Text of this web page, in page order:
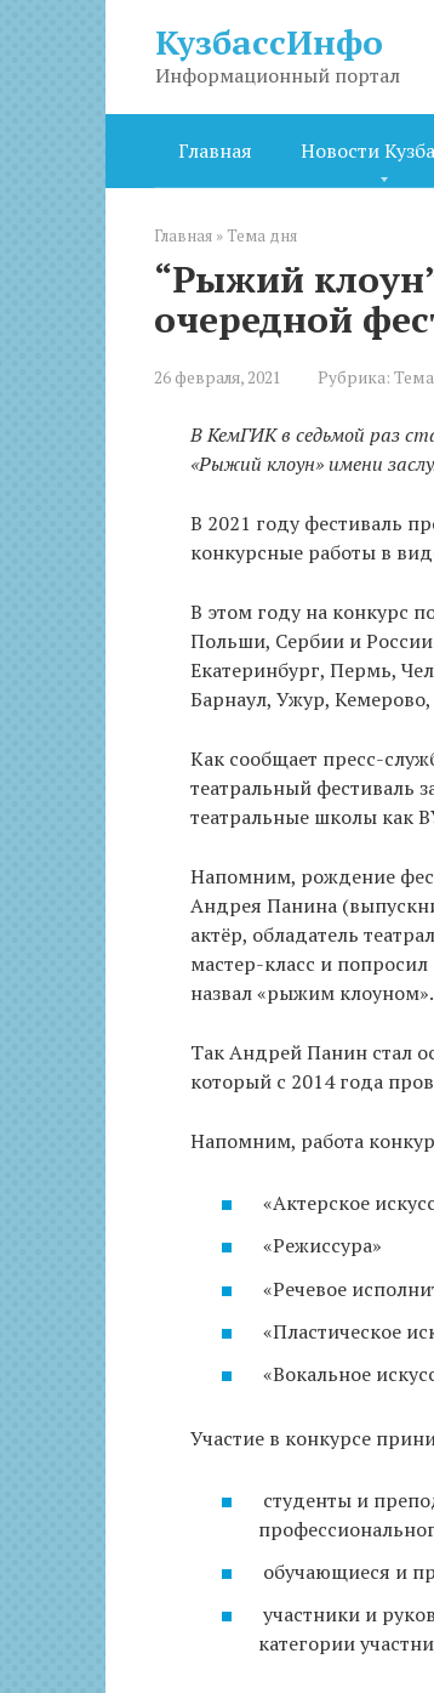
КузбассИнфо
Информационный портал
Главная Новости
Главная » Тема дня
“Рыжий
очередной
26 февраля, 2021 Рубрика:
В КемГИК в седьмой раз
«Рыжий клоун» имени
В 2021 году фестиваль
конкурсные работы в
В этом году на конкурс
Польши, Сербии и
Екатеринбург, Пермь,
Барнаул, Ужур,
Как сообщает пресс-
театральный фестиваль
театральные школы как
Напомним, рождение
Андрея Панина
актёр, обладатель
мастер-класс и
назвал «рыжим клоуном».
Так Андрей Панин стал
который с 2014 года
Напомним, работа
«Актерское
«Режиссура»
«Речевое
«Пластическое
«Вокальное
Участие в конкурсе
студенты и
обучающиеся и
участники и
категории